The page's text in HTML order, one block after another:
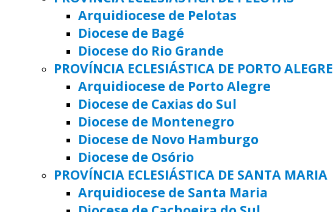
Arquidiocese de Pelotas
Diocese de Bagé
Diocese do Rio Grande
PROVÍNCIA ECLESIÁSTICA DE PORTO ALEGRE
Arquidiocese de Porto Alegre
Diocese de Caxias do Sul
Diocese de Montenegro
Diocese de Novo Hamburgo
Diocese de Osório
PROVÍNCIA ECLESIÁSTICA DE SANTA MARIA
Arquidiocese de Santa Maria